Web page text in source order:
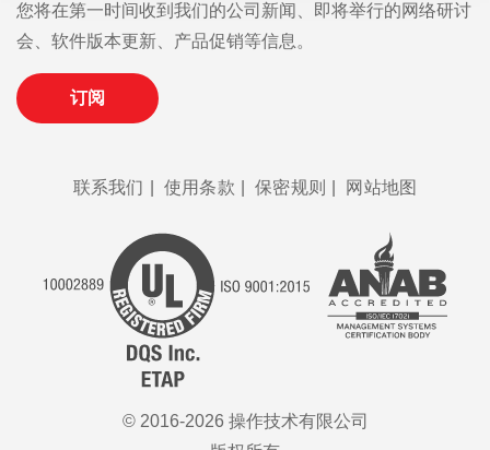
您将在第一时间收到我们的公司新闻、即将举行的网络研讨
会、软件版本更新、产品促销等信息。
订阅
联系我们 使用条款 保密规则 网站地图
© 2016-2026 操作技术有限公司